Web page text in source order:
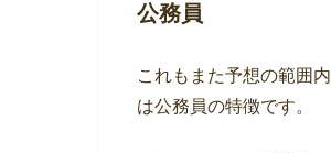
公務員
これもまた予想の範囲
は公務員の特徴です。